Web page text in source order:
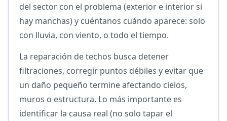
del sector con el problema (exterior e interior si
hay manchas) y cuéntanos cuándo aparece: solo
con lluvia, con viento, o todo el tiempo.
La reparación de techos busca detener
filtraciones, corregir puntos débiles y evitar que
un daño pequeño termine afectando cielos,
muros o estructura. Lo más importante es
identificar la causa real (no solo tapar el